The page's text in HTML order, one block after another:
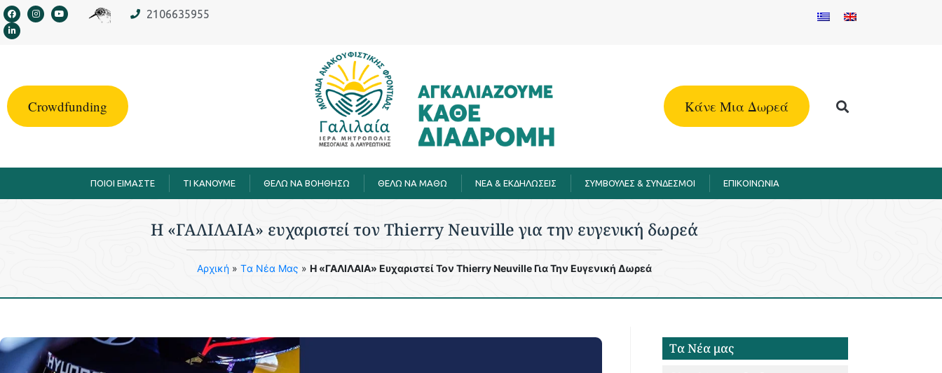
περιεχόμενο
2106635955
Crowdfunding Kάνε Μια Δωρεά
ΠΟΙΟΙ ΕΙΜΑΣΤΕ TI KANOYME ΘΕΛΩ ΝΑ ΒΟΗΘΗΣΩ ΘΕΛΩ ΝΑ ΜΑΘΩ ΝΕΑ & ΕΚΔΗΛΩΣΕΙΣ ΣΥΜΒΟΥΛΕΣ & ΣΥΝΔΕΣΜΟΙ EΠΙΚΟΙΝΩΝΙΑ
H «ΓΑΛΙΛΑΙΑ» ευχαριστεί τον Thierry Neuville για την ευγενική δωρεά
Aρχική» Tα Νέα Μας » H «ΓΑΛΙΛΑΙΑ» Ευχαριστεί Τον Thierry Neuville Για Την Ευγενική Δωρεά
Tα Νέα μας